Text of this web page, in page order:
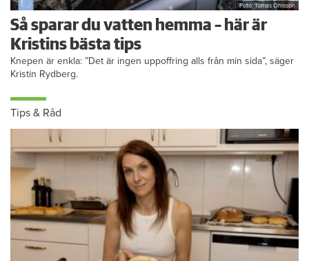
Foto: Tomas Ohlsson
Så sparar du vatten hemma – här är
Kristins bästa tips
Knepen är enkla: ”Det är ingen uppoffring alls från min sida”, säger
Kristin Rydberg.
Tips & Råd